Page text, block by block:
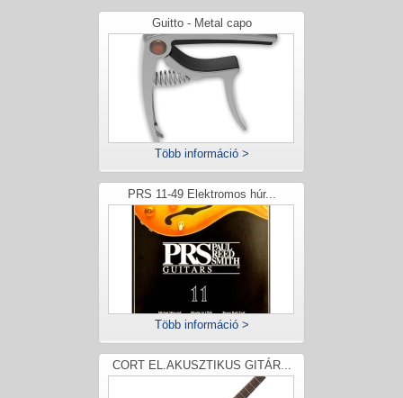
Guitto - Metal capo
Több információ >
PRS 11-49 Elektromos húr...
Több információ >
CORT EL.AKUSZTIKUS GITÁR...